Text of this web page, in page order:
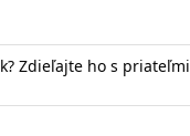
Zdieľajte ho s priateľmi